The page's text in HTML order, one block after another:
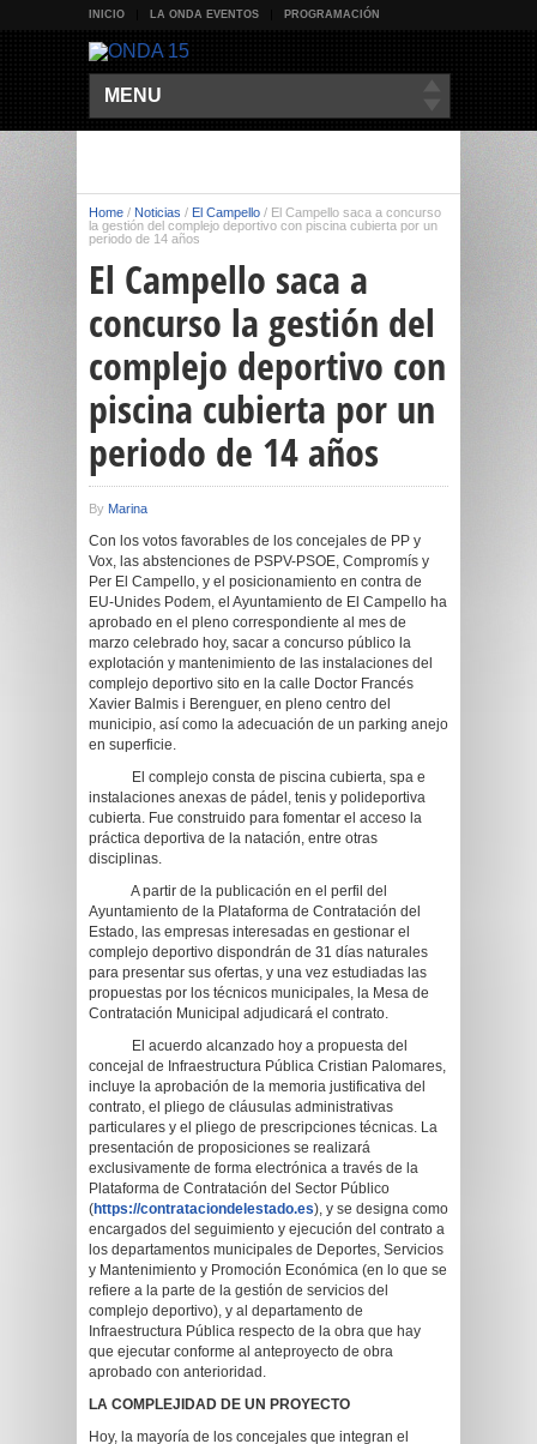
INICIO LA ONDA EVENTOS PROGRAMACIÓN
MENU
Home / Noticias / El Campello / El Campello saca a concurso
la gestión del complejo deportivo con piscina cubierta por un
periodo de 14 años
El Campello saca a
concurso la gestión del
complejo deportivo con
piscina cubierta por un
periodo de 14 años
By Marina
Con los votos favorables de los concejales de PP y
Vox, las abstenciones de PSPV-PSOE, Compromís y
Per El Campello, y el posicionamiento en contra de
EU-Unides Podem, el Ayuntamiento de El Campello ha
aprobado en el pleno correspondiente al mes de
marzo celebrado hoy, sacar a concurso público la
explotación y mantenimiento de las instalaciones del
complejo deportivo sito en la calle Doctor Francés
Xavier Balmis i Berenguer, en pleno centro del
municipio, así como la adecuación de un parking anejo
en superficie.
El complejo consta de piscina cubierta, spa e
instalaciones anexas de pádel, tenis y polideportiva
cubierta. Fue construido para fomentar el acceso la
práctica deportiva de la natación, entre otras
disciplinas.
A partir de la publicación en el perfil del
Ayuntamiento de la Plataforma de Contratación del
Estado, las empresas interesadas en gestionar el
complejo deportivo dispondrán de 31 días naturales
para presentar sus ofertas, y una vez estudiadas las
propuestas por los técnicos municipales, la Mesa de
Contratación Municipal adjudicará el contrato.
El acuerdo alcanzado hoy a propuesta del
concejal de Infraestructura Pública Cristian Palomares,
incluye la aprobación de la memoria justificativa del
contrato, el pliego de cláusulas administrativas
particulares y el pliego de prescripciones técnicas. La
presentación de proposiciones se realizará
exclusivamente de forma electrónica a través de la
Plataforma de Contratación del Sector Público
(https://contrataciondelestado.es), y se designa como
encargados del seguimiento y ejecución del contrato a
los departamentos municipales de Deportes, Servicios
y Mantenimiento y Promoción Económica (en lo que se
refiere a la parte de la gestión de servicios del
complejo deportivo), y al departamento de
Infraestructura Pública respecto de la obra que hay
que ejecutar conforme al anteproyecto de obra
aprobado con anterioridad.
LA COMPLEJIDAD DE UN PROYECTO
Hoy, la mayoría de los concejales que integran el